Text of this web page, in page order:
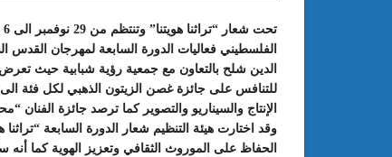
الفلسطيني فعاليات الدورة السابعة لمهرجان القدس
الدين شلح بالتعاون مع جمعية رؤية شبابية حيث تعرض
للتنافس على جائزة غصن الزيتون الذهبي لكل فئة
الإنتاج والسيناريو والتصوير كما ترصد جائزة
وقد اختارت هيئة التنظيم شعار الدورة السابعة
الحفاظ على الموروث الثقافي وتعزيز الهوية كما